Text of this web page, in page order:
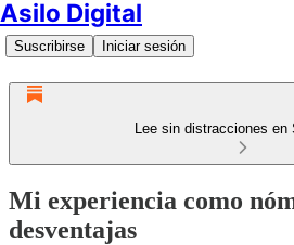
Asilo Digital
Suscribirse Iniciar sesión
Lee sin distracciones en
Mi experiencia como
desventajas